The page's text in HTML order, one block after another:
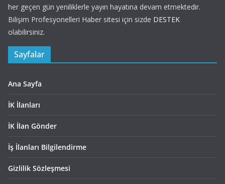
her geçen gün yeniliklerle yayın hayatına devam etmektedir.
Bilişim Profesyonelleri Haber sitesi için sizde DESTEK
olabilirsiniz.
Sayfalar
Ana Sayfa
İK İlanları
İK İlan Gönder
İş İlanları Bilgilendirme
Gizlilik Sözleşmesi